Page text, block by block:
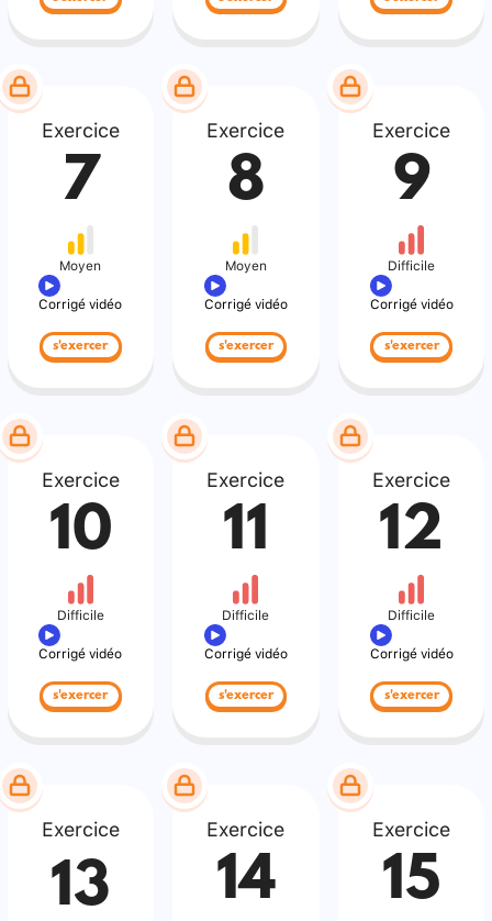
Exercice
7
Moyen
Corrigé vidéo
s'exercer
Exercice
8
Moyen
Corrigé vidéo
s'exercer
Exercice
9
Difficile
Corrigé vidéo
s'exercer
Exercice
10
Difficile
Corrigé vidéo
s'exercer
Exercice
11
Difficile
Corrigé vidéo
s'exercer
Exercice
12
Difficile
Corrigé vidéo
s'exercer
Exercice
13
Exercice
14
Exercice
15